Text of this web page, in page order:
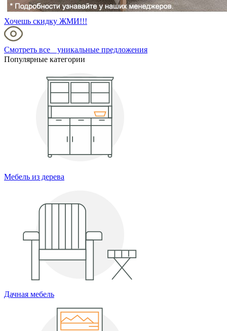
Хочешь скидку ЖМИ!!!
Смотреть все уникальные предложения
Популярные категории
Мебель из дерева
Дачная мебель